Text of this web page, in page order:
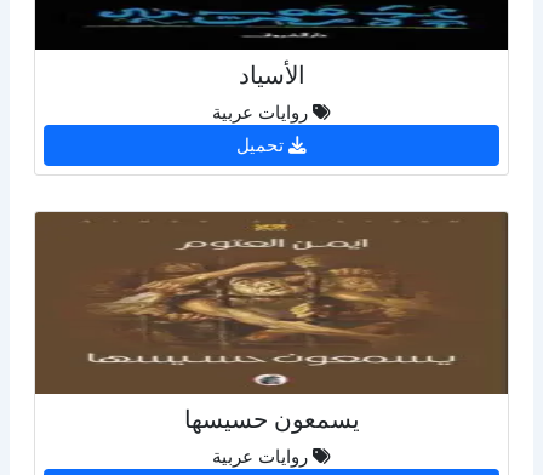
الأسياد
روايات عربية
تحميل
يسمعون حسيسها
روايات عربية